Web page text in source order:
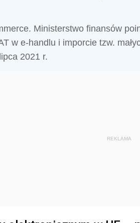
Ministerstwo finansów
w e-handlu i imporcie tzw.
2021 r.
REKLAMA